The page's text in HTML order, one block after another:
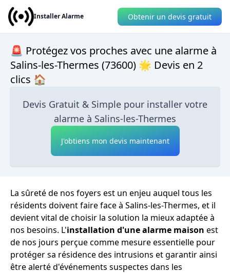
Installer Alarme Obtenir un devis gratuit
🚨 Protégez vos proches avec une alarme à
Salins-les-Thermes (73600) 🌟 Devis en 2
clics 🏠
Devis Gratuit & Simple pour installer votre
alarme à Salins-les-Thermes
J'obtiens mon devis maintenant
La sûreté de nos foyers est un enjeu auquel tous les
résidents doivent faire face à Salins-les-Thermes, et il
devient vital de choisir la solution la mieux adaptée à
nos besoins. L'installation d'une alarme maison est
de nos jours perçue comme mesure essentielle pour
protéger sa résidence des intrusions et garantir ainsi
être alerté d'événements suspectes dans les